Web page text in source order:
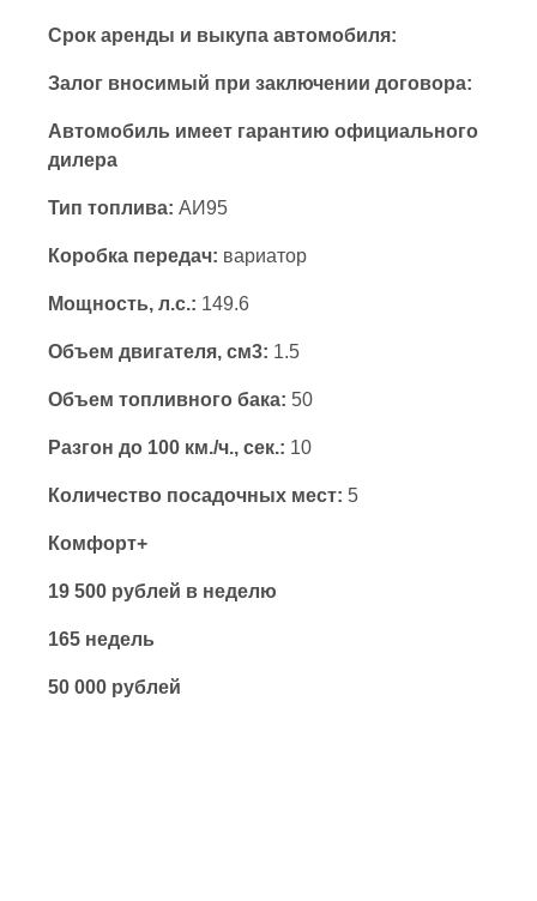
Срок аренды и выкупа автомобиля:
Залог вносимый при заключении договора:
Автомобиль имеет гарантию официального
дилера
Тип топлива: АИ95
Коробка передач: вариатор
Мощность, л.с.: 149.6
Объем двигателя, см3: 1.5
Объем топливного бака: 50
Разгон до 100 км./ч., сек.: 10
Количество посадочных мест: 5
Комфорт+
19 500 рублей в неделю
165 недель
50 000 рублей